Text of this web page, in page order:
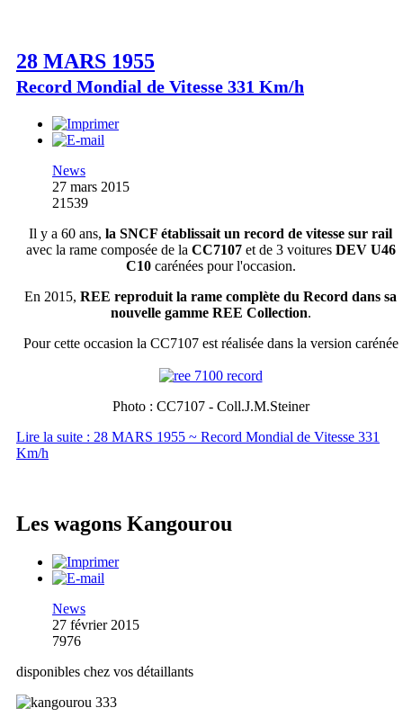
28 MARS 1955
Record Mondial de Vitesse 331 Km/h
News
27 mars 2015
21539
Il y a 60 ans, la SNCF établissait un record de vitesse sur rail
avec la rame composée de la CC7107et de 3 voitures DEV U46
C10carénées pour l'occasion.
En 2015, REE reproduit la rame complète du Record dans sa
nouvelle gamme REE Collection.
Pour cette occasion la CC7107 est réalisée dans la version carénée
Photo : CC7107 - Coll.J.M.Steiner
Lire la suite : 28 MARS 1955 ~ Record Mondial de Vitesse 331
Km/h
Les wagons Kangourou
News
27 février 2015
7976
disponibles chez vos détaillants